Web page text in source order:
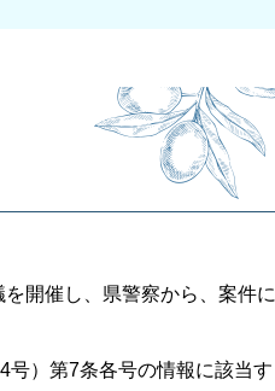
開催し、県警察から、案件に
号）第7条各号の情報に該当す